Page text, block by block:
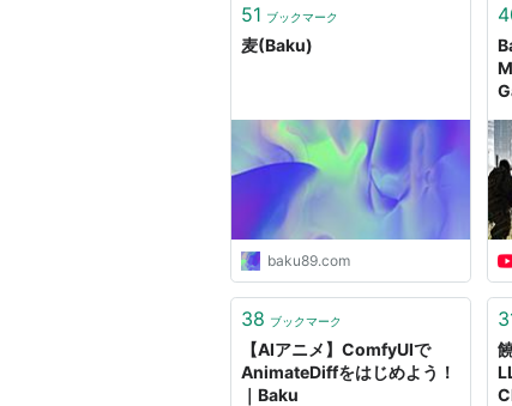
51 ブックマーク
麦(Baku)
baku89.com
38 ブックマーク
【AIアニメ】ComfyUIで
AnimateDiffをはじめよう！
｜Baku